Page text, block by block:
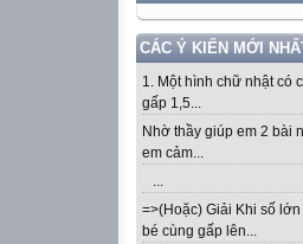
CÁC Ý KIẾN MỚI
1. Một hình chữ nhật có
gấp 1,5...
Nhờ thầy giúp em 2 bài
em cảm...
...
=>(Hoặc) Giải Khi số lớn
bé cùng gấp lên...